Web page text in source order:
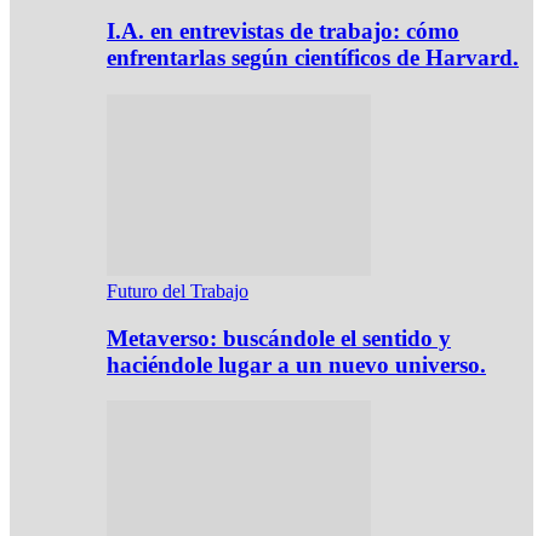
I.A. en entrevistas de trabajo: cómo
enfrentarlas según científicos de Harvard.
Futuro del Trabajo
Metaverso: buscándole el sentido y
haciéndole lugar a un nuevo universo.